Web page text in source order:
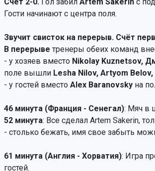
Гости начинают с центра поля.
Звучит свисток на перерыв. Счёт
В перерыве тренеры обеих команд
- у хозяев вместо Nikolay Kuznetsov,
поле вышли Lesha Nilov, Artyom
- у гостей вместо Alex Baranovsky на
46 минута (Франция - Сенегал): Мяч в
52 минута: Все сделал Artem Sakerin,
- столько бежать, имя свое забыть
61 минута (Англия - Хорватия): Игра
гостей.